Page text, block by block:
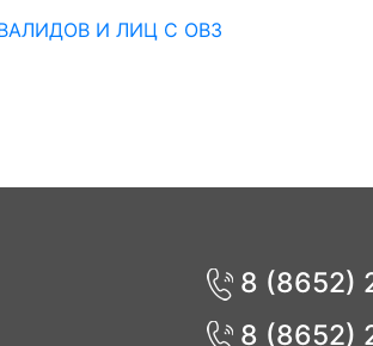
И ЛИЦ С ОВЗ
8 (8652)
8 (8652)